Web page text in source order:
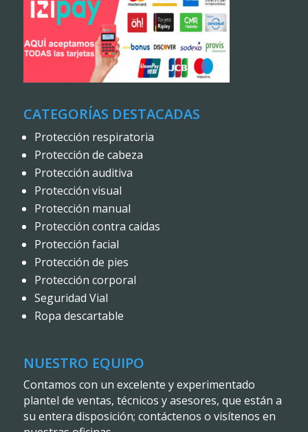
CATEGORÍAS DESTACADAS
Protección respiratoria
Protección de cabeza
Protección auditiva
Protección visual
Protección manual
Protección contra caidas
Protección facial
Protección de pies
Protección corporal
Seguridad Vial
Ropa descartable
NUESTRO EQUIPO
Contamos con un excelente y experimentado
plantel de ventas, técnicos y asesores, que están a
su entera disposición; contáctenos o visítenos en